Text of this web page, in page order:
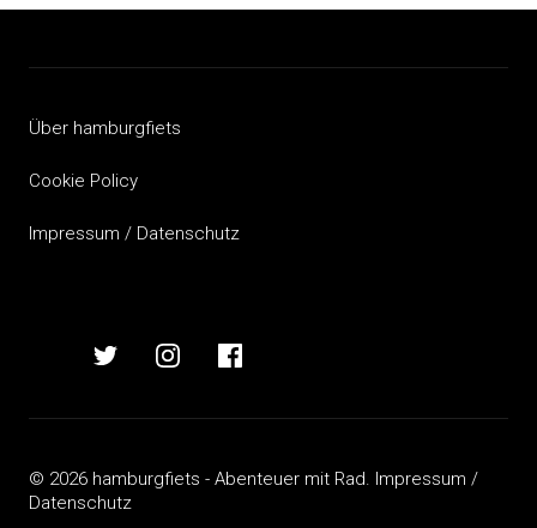
Über hamburgfiets
Cookie Policy
Impressum / Datenschutz
hamburgfietshamburgfiets
auf
hamburgfiets
auf
hamburgfiets
auf
© 2026 hamburgfiets - Abenteuer mit Rad. Impressum /
Datenschutz